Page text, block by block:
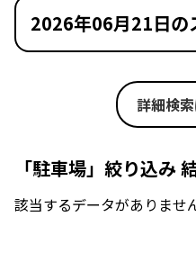
2026年06月21日の
詳細検
「駐車場」絞り込み
該当するデータがありませ